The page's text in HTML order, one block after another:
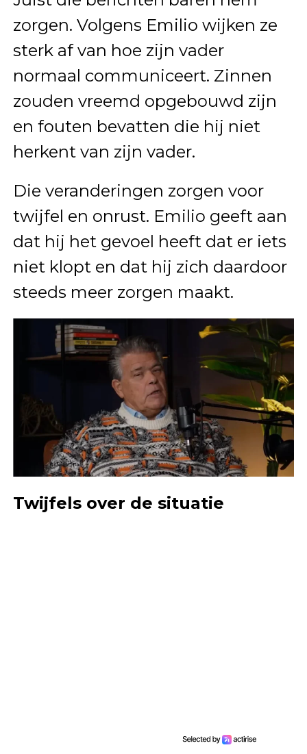
zorgen. Volgens Emilio wijken ze
sterk af van hoe zijn vader
normaal communiceert. Zinnen
zouden vreemd opgebouwd zijn
en fouten bevatten die hij niet
herkent van zijn vader.
Die veranderingen zorgen voor
twijfel en onrust. Emilio geeft aan
dat hij het gevoel heeft dat er iets
niet klopt en dat hij zich daardoor
steeds meer zorgen maakt.
Twijfels over de situatie